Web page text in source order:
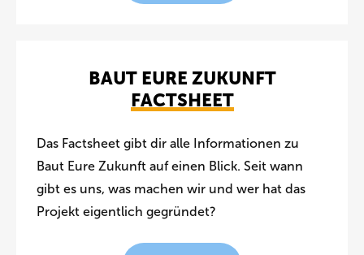
BAUT EURE ZUKUNFT
FACTSHEET
Das Factsheet gibt dir alle Informationen zu
Baut Eure Zukunft auf einen Blick. Seit wann
gibt es uns, was machen wir und wer hat das
Projekt eigentlich gegründet?